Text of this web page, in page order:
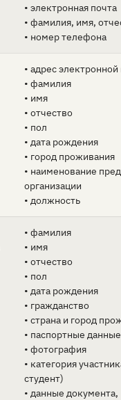
• электронная почта
• фамилия, имя,
• номер телефона
• адрес
• фамилия
• имя
• отчество
• пол
• дата рождения
• город проживания
• наименование
организации
• должность
• фамилия
• имя
• отчество
• пол
• дата рождения
• гражданство
• страна и город
• паспортные данные
• фотография
• категория
студент)
• данные документа,